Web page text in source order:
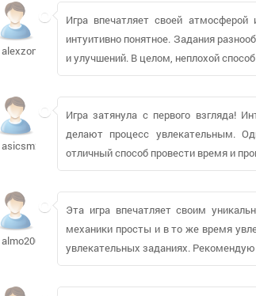
alexzon81
Игра впечатляет своей
интуитивно понятное. Задания
и улучшений. В целом, неплохой
asicsm2006
Игра затянула с первого взгляда!
делают процесс увлекательным.
отличный способ провести время и
almo2002
Эта игра впечатляет своим
механики просты и в то же время
увлекательных заданиях.